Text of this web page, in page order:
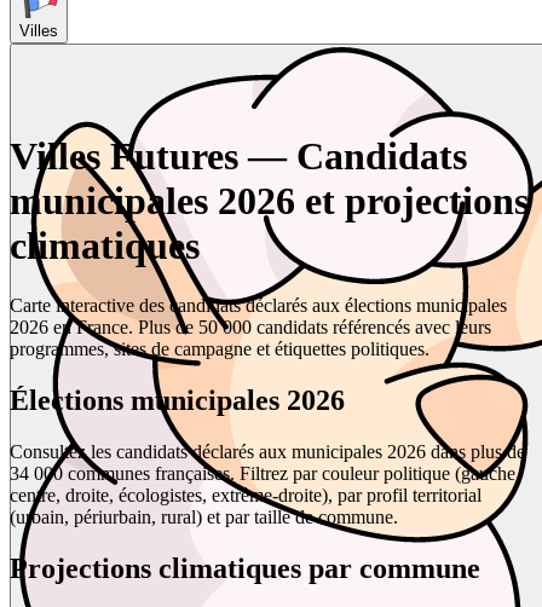
Villes
Villes Futures — Candidats
municipales 2026 et projections
climatiques
Carte interactive des candidats déclarés aux élections municipales
2026 en France. Plus de 50 000 candidats référencés avec leurs
programmes, sites de campagne et étiquettes politiques.
Élections municipales 2026
Consultez les candidats déclarés aux municipales 2026 dans plus de
34 000 communes françaises. Filtrez par couleur politique (gauche,
centre, droite, écologistes, extrême-droite), par profil territorial
(urbain, périurbain, rural) et par taille de commune.
Projections climatiques par commune